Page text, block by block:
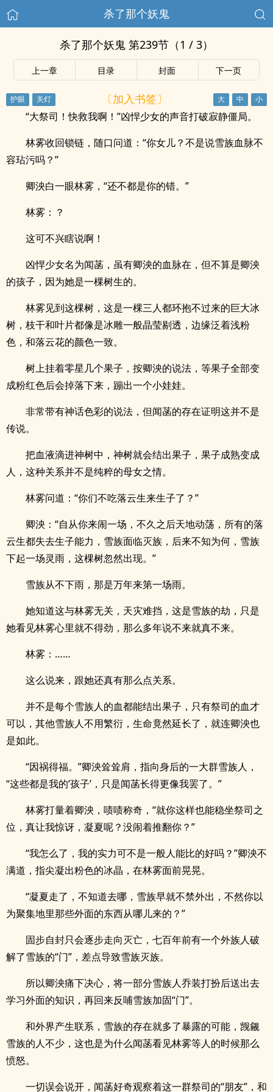
杀了那个妖鬼
杀了那个妖鬼 第239节（1 / 3）
上一章 目录 封面 下一页
〔加入书签〕
“大祭司！快救我啊！”凶悍少女的声音打破寂静僵局。
林雾收回锁链，随口问道：“你女儿？不是说雪族血脉不
容玷污吗？”
卿泱白一眼林雾，“还不都是你的错。”
林雾：？
这可不兴瞎说啊！
凶悍少女名为闻菡，虽有卿泱的血脉在，但不算是卿泱
的孩子，因为她是一棵树生的。
林雾见到这棵树，这是一棵三人都环抱不过来的巨大冰
树，枝干和叶片都像是冰雕一般晶莹剔透，边缘泛着浅粉
色，和落云花的颜色一致。
树上挂着零星几个果子，按卿泱的说法，等果子全部变
成粉红色后会掉落下来，蹦出一个小娃娃。
非常带有神话色彩的说法，但闻菡的存在证明这并不是
传说。
把血液滴进神树中，神树就会结出果子，果子成熟变成
人，这种关系并不是纯粹的母女之情。
林雾问道：“你们不吃落云生来生子了？”
卿泱：“自从你来闹一场，不久之后天地动荡，所有的落
云生都失去生子能力，雪族面临灭族，后来不知为何，雪族
下起一场灵雨，这棵树忽然出现。”
雪族从不下雨，那是万年来第一场雨。
她知道这与林雾无关，天灾难挡，这是雪族的劫，只是
她看见林雾心里就不得劲，那么多年说不来就真不来。
林雾：……
这么说来，跟她还真有那么点关系。
并不是每个雪族人的血都能结出果子，只有祭司的血才
可以，其他雪族人不用繁衍，生命竟然延长了，就连卿泱也
是如此。
“因祸得福。”卿泱耸耸肩，指向身后的一大群雪族人，
“这些都是我的‘孩子’，只是闻菡长得更像我罢了。”
林雾打量着卿泱，啧啧称奇，“就你这样也能稳坐祭司之
位，真让我惊讶，凝夏呢？没闹着推翻你？”
“我怎么了，我的实力可不是一般人能比的好吗？”卿泱不
满道，指尖凝出粉色的冰晶，在林雾面前晃晃。
“凝夏走了，不知道去哪，雪族早就不禁外出，不然你以
为聚集地里那些外面的东西从哪儿来的？”
固步自封只会逐步走向灭亡，七百年前有一个外族人破
解了雪族的“门”，差点导致雪族灭族。
所以卿泱痛下决心，将一部分雪族人乔装打扮后送出去
学习外面的知识，再回来反哺雪族加固“门”。
和外界产生联系，雪族的存在就多了暴露的可能，觊觎
雪族的人不少，这也是为什么闻菡看见林雾等人的时候那么
愤怒。
一切误会说开，闻菡好奇观察着这一群祭司的“朋友”，和